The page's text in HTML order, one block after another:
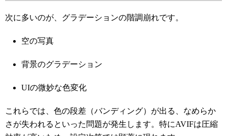
次に多いのが、グラデーションの階調崩れです。
空の写真
背景のグラデーション
UIの微妙な色変化
これらでは、色の段差（バンディング）が出る、なめらか
さが失われるといった問題が発生します。特にAVIFは圧縮